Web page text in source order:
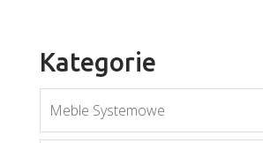
Kategorie
Meble Systemowe